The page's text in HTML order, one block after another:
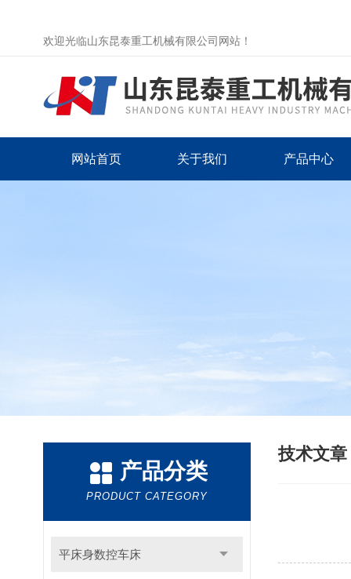
欢迎光临山东昆泰重工机械有限公司网站！
网站首页 关于我们 产品中心
产品分类
PRODUCT CATEGORY
平床身数控车床
技术文章